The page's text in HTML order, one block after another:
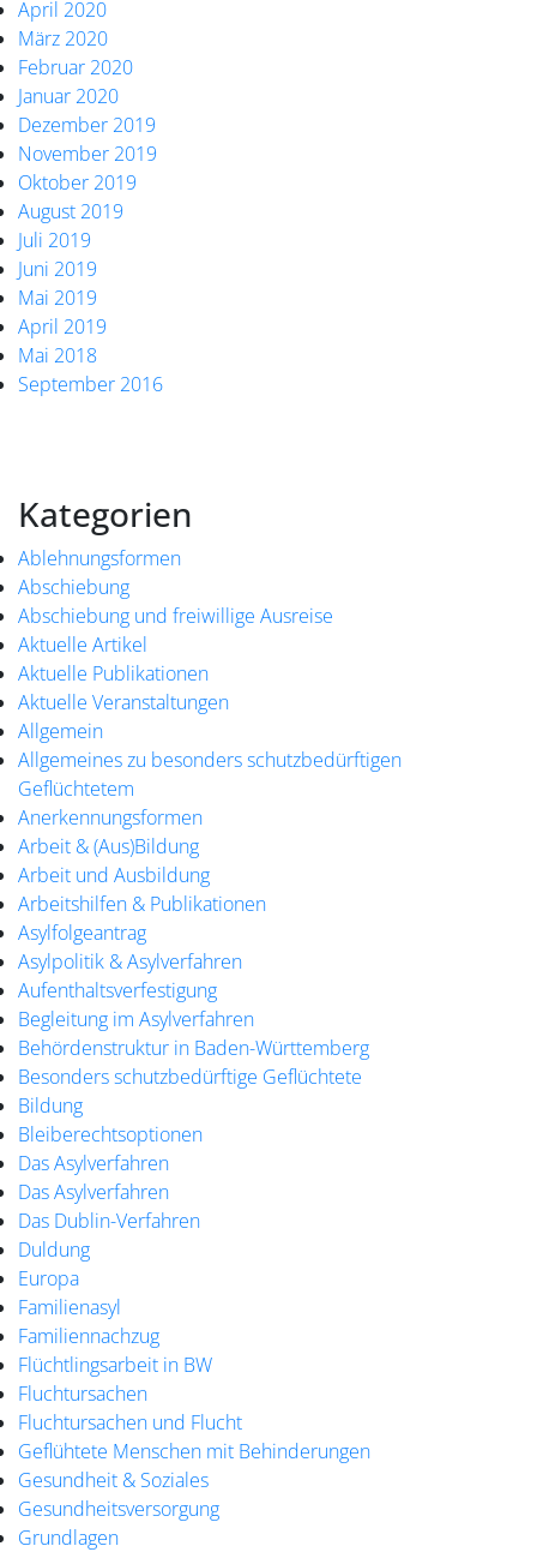
April 2020
März 2020
Februar 2020
Januar 2020
Dezember 2019
November 2019
Oktober 2019
August 2019
Juli 2019
Juni 2019
Mai 2019
April 2019
Mai 2018
September 2016
Kategorien
Ablehnungsformen
Abschiebung
Abschiebung und freiwillige Ausreise
Aktuelle Artikel
Aktuelle Publikationen
Aktuelle Veranstaltungen
Allgemein
Allgemeines zu besonders schutzbedürftigen
Geflüchtetem
Anerkennungsformen
Arbeit & (Aus)Bildung
Arbeit und Ausbildung
Arbeitshilfen & Publikationen
Asylfolgeantrag
Asylpolitik & Asylverfahren
Aufenthaltsverfestigung
Begleitung im Asylverfahren
Behördenstruktur in Baden-Württemberg
Besonders schutzbedürftige Geflüchtete
Bildung
Bleiberechtsoptionen
Das Asylverfahren
Das Asylverfahren
Das Dublin-Verfahren
Duldung
Europa
Familienasyl
Familiennachzug
Flüchtlingsarbeit in BW
Fluchtursachen
Fluchtursachen und Flucht
Geflühtete Menschen mit Behinderungen
Gesundheit & Soziales
Gesundheitsversorgung
Grundlagen